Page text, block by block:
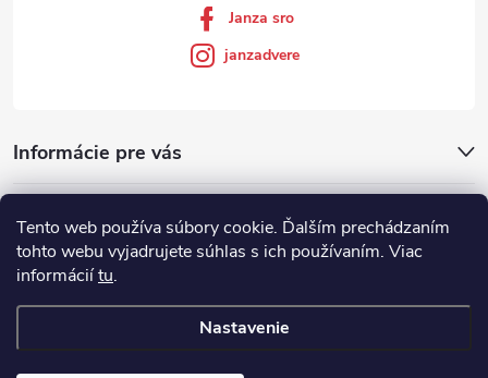
Tento web používa súbory cookie. Ďalším prechádzaním
tohto webu vyjadrujete súhlas s ich používaním. Viac
informáciítu.
Nastavenie
Informácie pre vás
Janza sro
janzadvere
Showroom